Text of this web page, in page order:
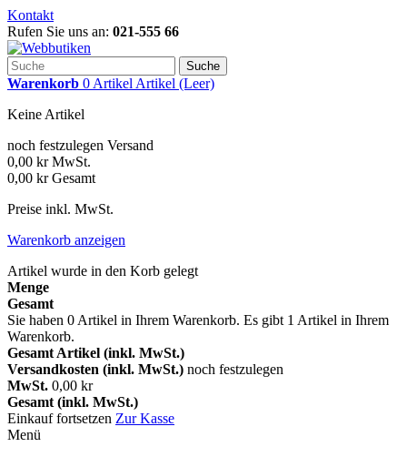
Kontakt
Rufen Sie uns an: 021-555 66
Suche
Warenkorb 0 Artikel Artikel (Leer)
Keine Artikel
noch festzulegen Versand
0,00 kr MwSt.
0,00 kr Gesamt
Preise inkl. MwSt.
Warenkorb anzeigen
Artikel wurde in den Korb gelegt
Menge
Gesamt
Sie haben 0 Artikel in Ihrem Warenkorb. Es gibt 1 Artikel in Ihrem
Warenkorb.
Gesamt Artikel (inkl. MwSt.)
Versandkosten (inkl. MwSt.) noch festzulegen
MwSt. 0,00 kr
Gesamt (inkl. MwSt.)
Einkauf fortsetzen Zur Kasse
Menü